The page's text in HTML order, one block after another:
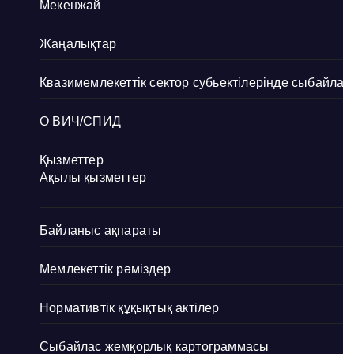
Мекенжай
Жаңалықтар
Квазимемлекеттік сектор субьектілерінде
О ВИЧ/СПИД
Қызметтер
Ақылы қызметтер
Байланыс ақпараты
Мемлекеттік рәміздер
Нормативтік құқықтық актілер
Сыбайлас жемқорлық картограммасы